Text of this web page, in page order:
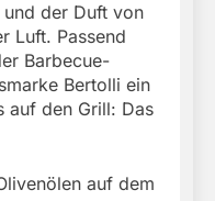
der Duft von
Luft. Passend
Barbecue-
Bertolli ein
auf den Grill: Das
auf dem